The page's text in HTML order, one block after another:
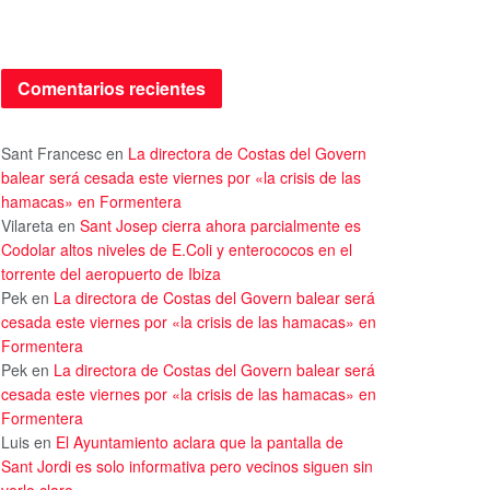
Comentarios recientes
Sant Francesc en La directora de Costas del Govern
balear será cesada este viernes por «la crisis de las
hamacas» en Formentera
Vilareta en Sant Josep cierra ahora parcialmente es
Codolar altos niveles de E.Coli y enterococos en el
torrente del aeropuerto de Ibiza
Pek en La directora de Costas del Govern balear será
cesada este viernes por «la crisis de las hamacas» en
Formentera
Pek en La directora de Costas del Govern balear será
cesada este viernes por «la crisis de las hamacas» en
Formentera
Luis en El Ayuntamiento aclara que la pantalla de
Sant Jordi es solo informativa pero vecinos siguen sin